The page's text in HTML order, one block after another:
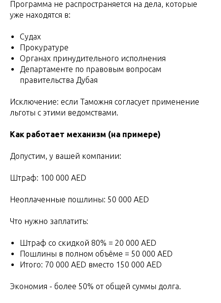
Программа не распространяется на дела, которые
уже находятся в:
Судах
Прокуратуре
Органах принудительного исполнения
Департаменте по правовым вопросам
правительства Дубая
Исключение: если Таможня согласует применение
льготы с этими ведомствами.
Как работает механизм (на примере)
Допустим, у вашей компании:
Штраф: 100 000 AED
Неоплаченные пошлины: 50 000 AED
Что нужно заплатить:
Штраф со скидкой 80% = 20 000 AED
Пошлины в полном объёме = 50 000 AED
Итого: 70 000 AED вместо 150 000 AED
Экономия - более 50% от общей суммы долга.